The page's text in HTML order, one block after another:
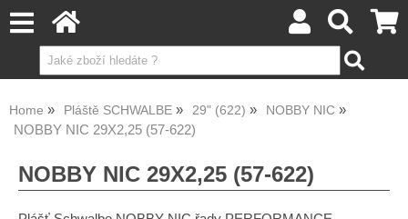
Home Pláště SCHWALBE 29" (622) NOBBY NIC
NOBBY NIC 29X2,25 (57-622)
NOBBY NIC 29X2,25 (57-622)